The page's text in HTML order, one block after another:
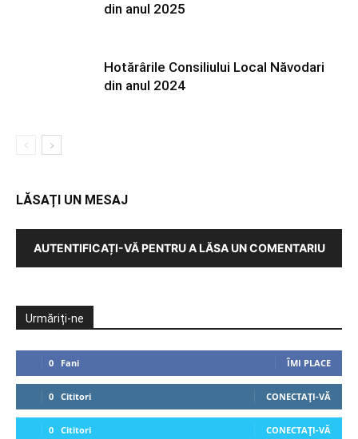
din anul 2025
Hotărârile Consiliului Local Năvodari
din anul 2024
LĂSAȚI UN MESAJ
AUTENTIFICAȚI-VĂ PENTRU A LĂSA UN COMENTARIU
Urmăriți-ne
0 Fani ÎMI PLACE
0 Cititori CONECTAȚI-VĂ
0 Cititori CONECTAȚI-VĂ